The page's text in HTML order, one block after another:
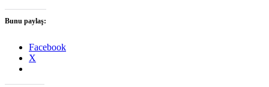
Bunu paylaş:
Facebook
X